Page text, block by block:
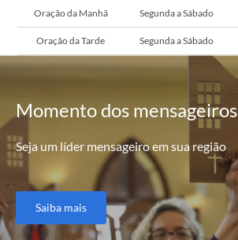
Oração da Manhã Segunda a Sábado
Oração da Tarde Segunda a Sábado
Momentodos mensageiros
Seja um líder mensageiro em sua região
Saiba mais